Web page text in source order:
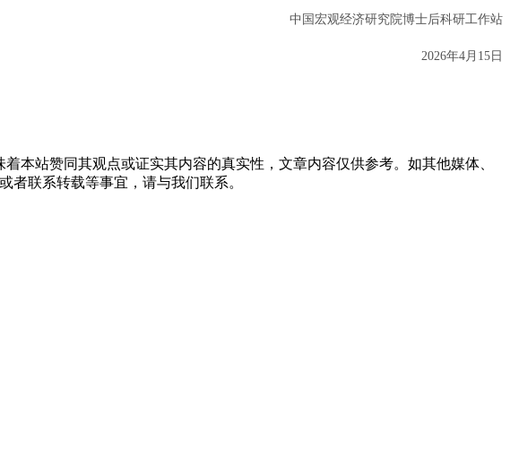
中国宏观经济研究院博士后科研工作站
2026年4月15日
本站赞同其观点或证实其内容的真实性，文章内容仅供参考。如其他媒体、
者联系转载等事宜，请与我们联系。